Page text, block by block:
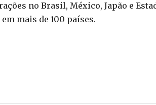
no Brasil, México, Japão e
mais de 100 países.